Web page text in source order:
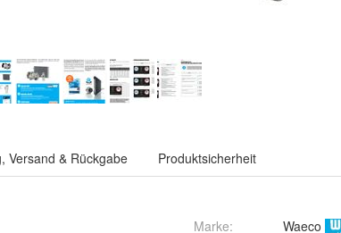
Versand & Rückgabe